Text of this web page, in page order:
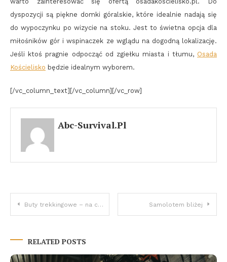
dyspozycji są piękne domki góralskie, które idealnie nadają się
do wypoczynku po wizycie na stoku. Jest to świetna opcja dla
miłośników gór i wspinaczek ze wglądu na dogodną lokalizację.
Jeśli ktoś pragnie odpocząć od zgiełku miasta i tłumu, Osada
Kościelisko będzie idealnym wyborem.
[/vc_column_text][/vc_column][/vc_row]
Abc-Survival.pl
Nawigacja
Buty trekkingowe – na co zwrócić uwagę? Samolotem bliżej
RELATED POSTS